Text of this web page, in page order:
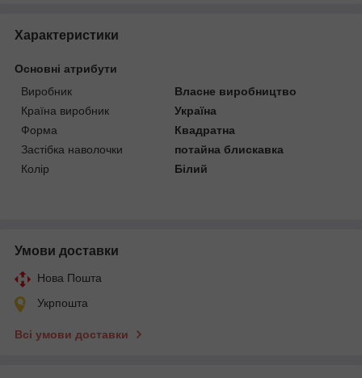
Характеристики
Основні атрибути
Виробник
Власне виробництво
Країна виробник
Україна
Форма
Квадратна
Застібка наволочки
потайна блискавка
Колір
Білий
Умови доставки
Нова Пошта
Укрпошта
Всі умови доставки